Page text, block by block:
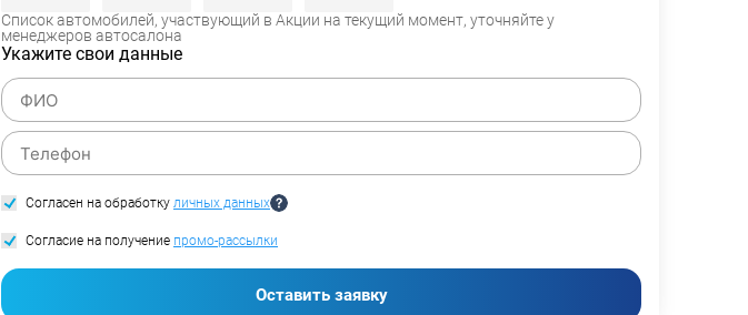
Список автомобилей, участвующий в Акции на текущий момент, уточняйте у
менеджеров автосалона
Укажите свои данные
Согласен на обработку личных данных
Согласие на получение промо-рассылки
Оставить заявку